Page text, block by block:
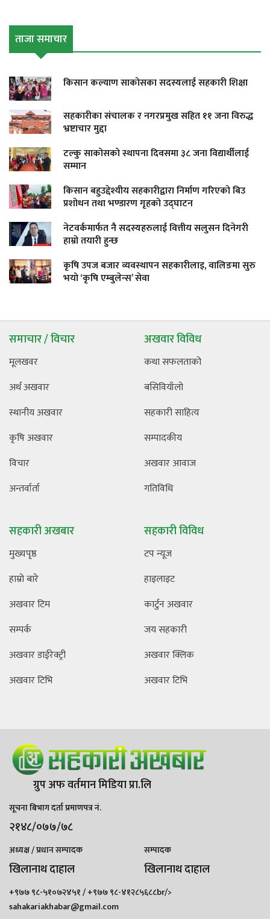
ताजा समाचार
किसान कल्याण साकोसका सदस्यलाई सहकारी शिक्षा
सहकारीका संचालक र नगरप्रमुख सहित ११ जना विरुद्ध
भ्रष्टाचार मुद्दा
टल्कु साकोसको स्थापना दिवसमा ३८ जना विद्यार्थीलाई
सम्मान
किसान बहुउद्देश्यीय सहकारीद्वारा निर्माण गरिएको बिउ
प्रशोधन तथा भण्डारण गृहको उद्घाटन
नेटवर्कमार्फत नै सदस्यहरुलाई वित्तीय सलुसन दिनेगरी
हाम्रो तयारी हुन्छ
कृषि उपज बजार व्यवस्थापन सहकारीलाइ, वालिङमा सुरु
भयो ‘कृषि एम्बुलेन्स’ सेवा
समाचार / विचार
मूलखवर
अर्थ अखवार
स्थानीय अखवार
कृषि अखवार
विचार
अन्तर्वार्ता
अखवार विविध
कथा सफलताको
बसिवियाँलो
सहकारी साहित्य
सम्पादकीय
अखवार आवाज
गतिविधि
सहकारी अखबार
मुख्यपृष्ठ
हाम्रो बारे
अखवार टिम
सम्पर्क
अखवार डाईरेक्ट्री
अखवार टिभि
सहकारी विविध
टप न्यूज
हाइलाइट
कार्टुन अखवार
जय सहकारी
अखवार क्लिक
अखवार टिभि
ग्रुप अफ वर्तमान मिडिया प्रा.लि
सूचना बिभाग दर्ता प्रमाणपत्र नं.
२१४८/०७७/७८
अध्यक्ष / प्रधान सम्पादक
खिलानाथ दाहाल
सम्पादक
खिलानाथ दाहाल
+९७७ ९८-५१०७२४५१ / +९७७ ९८-४१२८५६८८br/>
sahakariakhabar@gmail.com